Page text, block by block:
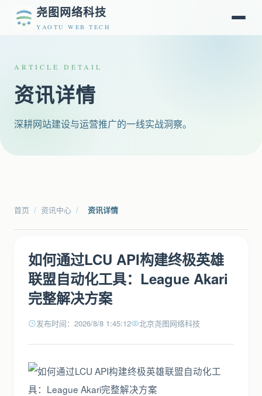
尧图网络科技
YAOTU WEB TECH
ARTICLE DETAIL
资讯详情
深耕网站建设与运营推广的一线实战洞察。
首页 / 资讯中心 / 资讯详情
如何通过LCU API构建终极英雄
联盟自动化工具：League Akari
完整解决方案
发布时间：2026/8/8 1:45:12 北京尧图网络科技